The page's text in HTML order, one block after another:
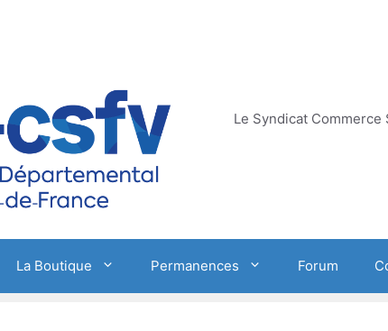
Le Syndicat
La Boutique Permanences Forum